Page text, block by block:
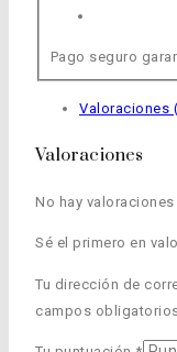
Pago seguro
Valoraciones
Valoraciones
No hay valoraciones
Sé el primero en
Tu dirección de
campos